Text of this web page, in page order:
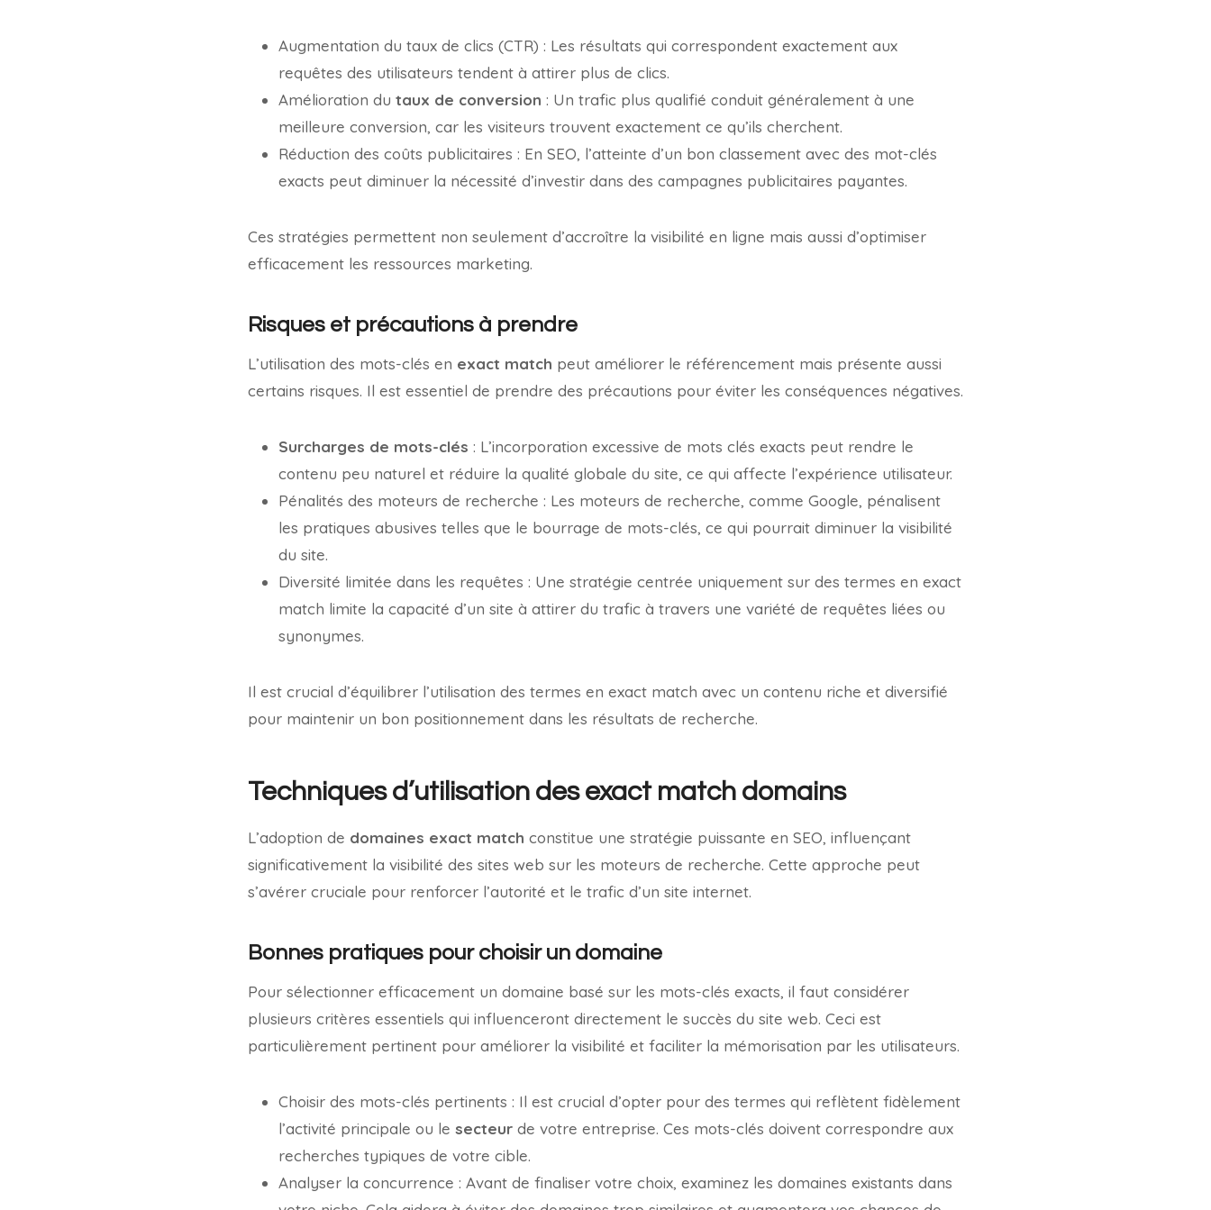
Augmentation du taux de clics (CTR) : Les résultats qui correspondent exactement aux
requêtes des utilisateurs tendent à attirer plus de clics.
Amélioration du taux de conversion : Un trafic plus qualifié conduit généralement à une
meilleure conversion, car les visiteurs trouvent exactement ce qu’ils cherchent.
Réduction des coûts publicitaires : En SEO, l’atteinte d’un bon classement avec des mot-clés
exacts peut diminuer la nécessité d’investir dans des campagnes publicitaires payantes.
Ces stratégies permettent non seulement d’accroître la visibilité en ligne mais aussi d’optimiser
efficacement les ressources marketing.
Risques et précautions à prendre
L’utilisation des mots-clés en exact match peut améliorer le référencement mais présente aussi
certains risques. Il est essentiel de prendre des précautions pour éviter les conséquences négatives.
Surcharges de mots-clés : L’incorporation excessive de mots clés exacts peut rendre le
contenu peu naturel et réduire la qualité globale du site, ce qui affecte l’expérience utilisateur.
Pénalités des moteurs de recherche : Les moteurs de recherche, comme Google, pénalisent
les pratiques abusives telles que le bourrage de mots-clés, ce qui pourrait diminuer la visibilité
du site.
Diversité limitée dans les requêtes : Une stratégie centrée uniquement sur des termes en exact
match limite la capacité d’un site à attirer du trafic à travers une variété de requêtes liées ou
synonymes.
Il est crucial d’équilibrer l’utilisation des termes en exact match avec un contenu riche et diversifié
pour maintenir un bon positionnement dans les résultats de recherche.
Techniques d’utilisation des exact match domains
L’adoption de domaines exact match constitue une stratégie puissante en SEO, influençant
significativement la visibilité des sites web sur les moteurs de recherche. Cette approche peut
s’avérer cruciale pour renforcer l’autorité et le trafic d’un site internet.
Bonnes pratiques pour choisir un domaine
Pour sélectionner efficacement un domaine basé sur les mots-clés exacts, il faut considérer
plusieurs critères essentiels qui influenceront directement le succès du site web. Ceci est
particulièrement pertinent pour améliorer la visibilité et faciliter la mémorisation par les utilisateurs.
Choisir des mots-clés pertinents : Il est crucial d’opter pour des termes qui reflètent fidèlement
l’activité principale ou le secteur de votre entreprise. Ces mots-clés doivent correspondre aux
recherches typiques de votre cible.
Analyser la concurrence : Avant de finaliser votre choix, examinez les domaines existants dans